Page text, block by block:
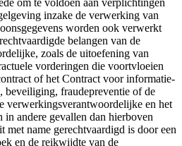
om te voldoen aan verplichtingen
inzake de verwerking van
worden ook verwerkt
belangen van de
zoals de uitoefening van
vorderingen die voortvloeien
of het Contract voor informatie-
beveiliging, fraudepreventie of de
verwerkingsverantwoordelijke en het
in andere gevallen dan hierboven
met name gerechtvaardigd is door een
en de reikwijdte van de